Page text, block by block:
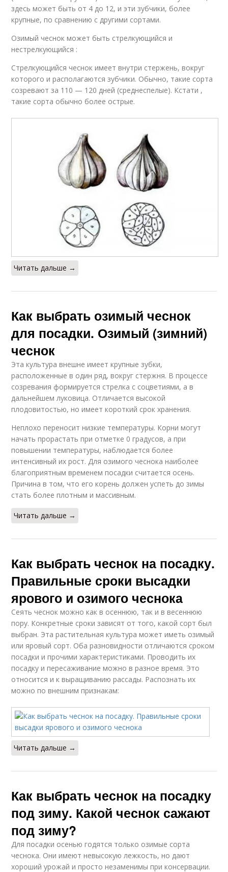
здесь может быть от 4 до 12, и эти зубчики, более
крупные, по сравнению с другими сортами.
Озимый чеснок может быть стрелкующийся и
нестрелкующийся :
Стрелкующийся чеснок имеет внутри стержень, вокруг
которого и располагаются зубчики. Обычно, такие сорта
созревают за 110 — 120 дней (среднеспелые). Кстати ,
такие сорта обычно более острые.
Читать дальше →
Как выбрать озимый чеснок
для посадки. Озимый (зимний)
чеснок
Эта культура внешне имеет крупные зубки,
расположенные в один ряд, вокруг стержня. В процессе
созревания формируется стрелка с соцветиями, а в
дальнейшем луковица. Отличается высокой
плодовитостью, но имеет короткий срок хранения.
Неплохо переносит низкие температуры. Корни могут
начать прорастать при отметке 0 градусов, а при
повышении температуры, наблюдается более
интенсивный их рост. Для озимого чеснока наиболее
благоприятным временем посадки считается осень.
Причина в том, что его корень должен успеть до зимы
стать более плотным и массивным.
Читать дальше →
Как выбрать чеснок на посадку.
Правильные сроки высадки
ярового и озимого чеснока
Сеять чеснок можно как в осеннюю, так и в весеннюю
пору. Конкретные сроки зависят от того, какой сорт был
выбран. Эта растительная культура может иметь озимый
или яровый сорт. Оба разновидности отличаются сроком
посадки и прочими характеристиками. Проводить их
посадку и пересаживание можно в разное время. Это
относится и к выращиванию рассады. Распознать их
можно по внешним признакам:
Читать дальше →
Как выбрать чеснок на посадку
под зиму. Какой чеснок сажают
под зиму?
Для посадки осенью годятся только озимые сорта
чеснока. Они имеют невысокую лежкость, но дают
хороший урожай и просто незаменимы при консервации.